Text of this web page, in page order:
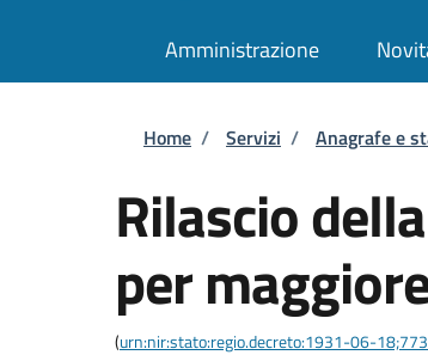
Amministrazione
Briciole di
Home / Servizi / Anagrafe e
Rilascio
per
(urn:nir:stato:regio.decreto:1931-06-